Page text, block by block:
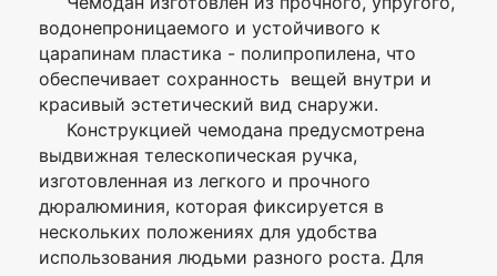
водонепроницаемого и устойчивого к
царапинам пластика - полипропилена, что
обеспечивает сохранность вещей внутри и
красивый эстетический вид снаружи.
Конструкцией чемодана предусмотрена
выдвижная телескопическая ручка,
изготовленная из легкого и прочного
дюралюминия, которая фиксируется в
нескольких положениях для удобства
использования людьми разного роста. Для
Размер L (большой)
Модель PP-53
Диагональ,
28
Гарантия, мес. 1
Изготовитель
Maleta (Беларусь-
Китай)
Комментарий